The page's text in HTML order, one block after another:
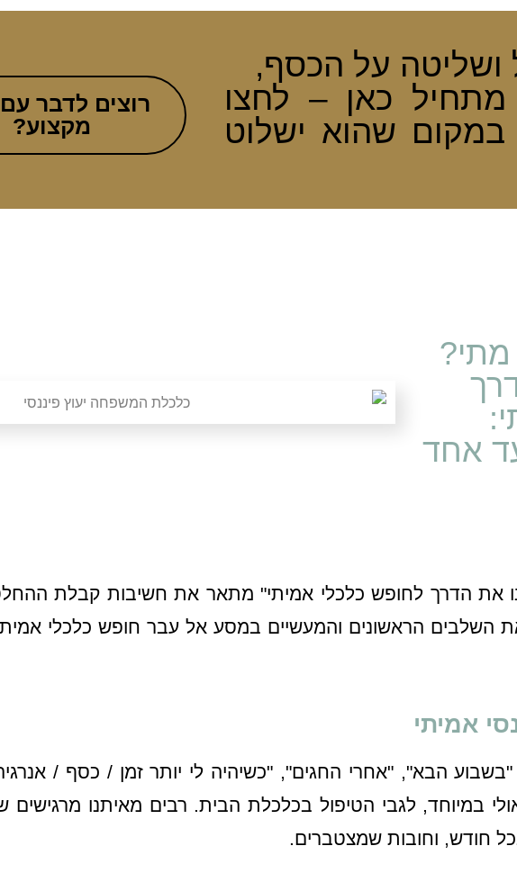
ושליטה על הכסף,
כאן – לחצו
במקום שהוא ישלוט
רוצים לדבר עם
מקצוע?
אחד
את הדרך לחופש כלכלי אמיתי" מתאר את חשיבות קבלת
את השלבים הראשונים והמעשיים במסע אל עבר חופש כלכלי
אמיתי
הבא", "אחרי החגים", "כשיהיה לי יותר זמן / כסף /
במיוחד, לגבי הטיפול בכלכלת הבית. רבים מאיתנו מרגישים
חודש, וחובות שמצטברים.